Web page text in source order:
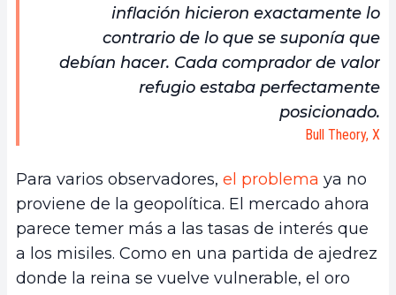
inflación hicieron exactamente lo
contrario de lo que se suponía que
debían hacer. Cada comprador de valor
refugio estaba perfectamente
posicionado.
Bull Theory, X
Para varios observadores, el problema ya no
proviene de la geopolítica. El mercado ahora
parece temer más a las tasas de interés que
a los misiles. Como en una partida de ajedrez
donde la reina se vuelve vulnerable, el oro